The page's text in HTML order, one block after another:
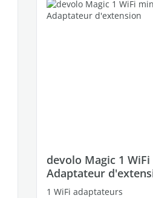
devolo Magic 1
Adaptateur
1 WiFi adaptateurs